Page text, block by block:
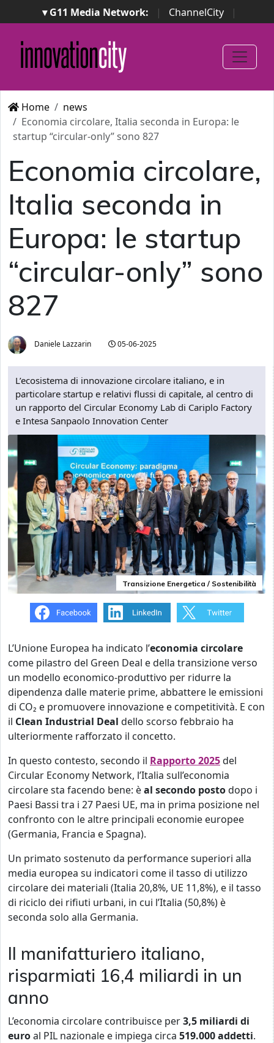
▾ G11 Media Network: | ChannelCity
|
ImpresaCity | SecurityOpenLab | Italian Channel
Awards
Italian Project Awards
Italian Security
Awards
Home
news
Economia circolare, Italia seconda in Europa: le
startup “circular-only” sono 827
Economia circolare,
Italia seconda in
Europa: le startup
“circular-only” sono
827
Daniele Lazzarin 05-06-2025
L’ecosistema di innovazione circolare italiano, e in
particolare startup e relativi flussi di capitale, al centro di
un rapporto del Circular Economy Lab di Cariplo Factory
e Intesa Sanpaolo Innovation Center
Transizione Energetica / Sostenibilità
L’Unione Europea ha indicato l’economia circolare
come pilastro del Green Deal e della transizione verso
un modello economico-produttivo per ridurre la
dipendenza dalle materie prime, abbattere le emissioni
di CO₂ e promuovere innovazione e competitività. E con
il Clean Industrial Deal dello scorso febbraio ha
ulteriormente rafforzato il concetto.
In questo contesto, secondo il Rapporto 2025del
Circular Economy Network, l’Italia sull’economia
circolare sta facendo bene: èal secondo postodopo i
Paesi Bassi tra i 27 Paesi UE, ma in prima posizione nel
confronto con le altre principali economie europee
(Germania, Francia e Spagna).
Un primato sostenuto da performance superiori alla
media europea su indicatori come il tasso di utilizzo
circolare dei materiali (Italia 20,8%, UE 11,8%), e il tasso
di riciclo dei rifiuti urbani, in cui l’Italia (50,8%) è
seconda solo alla Germania.
Il manifatturiero italiano,
risparmiati 16,4 miliardi in un
anno
L’economia circolare contribuisce per3,5 miliardi di
euroal PIL nazionale e impiega circa 519.000 addetti.